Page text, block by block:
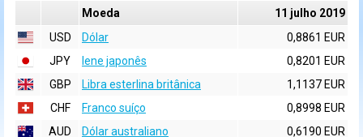
Moeda
11 julho 2019
USD
Dólar
0,8861 EUR
JPY
Iene japonês
0,8201 EUR
GBP
Libra esterlina britânica
1,1137 EUR
CHF
Franco suíço
0,8998 EUR
AUD
Dólar australiano
0,6190 EUR